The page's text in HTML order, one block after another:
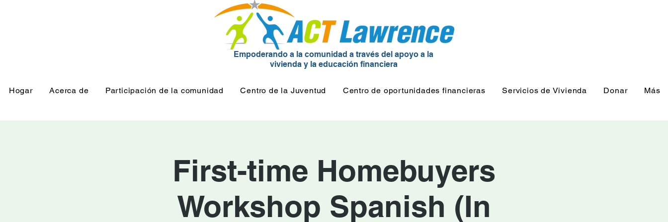
Empoderando a la comunidad a través del apoyo a la
vivienda y la educación financiera
Hogar Acerca de Participación de la comunidad Centro de la Juventud Centro de oportunidades financieras Servicios de Vivienda Donar Más
First-time Homebuyers
Workshop Spanish (In